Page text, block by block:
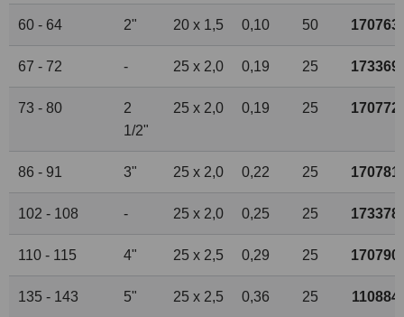
60 - 64 2" 20 x 1,5 0,10 50 170763
67 - 72 - 25 x 2,0 0,19 25 173369
73 - 80
2
1/2"
25 x 2,0 0,19 25 170772
86 - 91 3" 25 x 2,0 0,22 25 170781
102 - 108 - 25 x 2,0 0,25 25 173378
110 - 115 4" 25 x 2,5 0,29 25 170790
135 - 143 5" 25 x 2,5 0,36 25 110884